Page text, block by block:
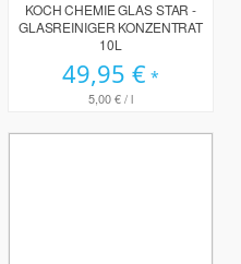
100%
KOCH CHEMIE GLAS STAR -
GLASREINIGER KONZENTRAT
10L
49,95 €
5,00 €/ l